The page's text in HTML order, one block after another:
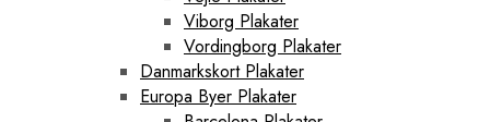
Viborg Plakater
Vordingborg Plakater
Danmarkskort Plakater
Europa Byer Plakater